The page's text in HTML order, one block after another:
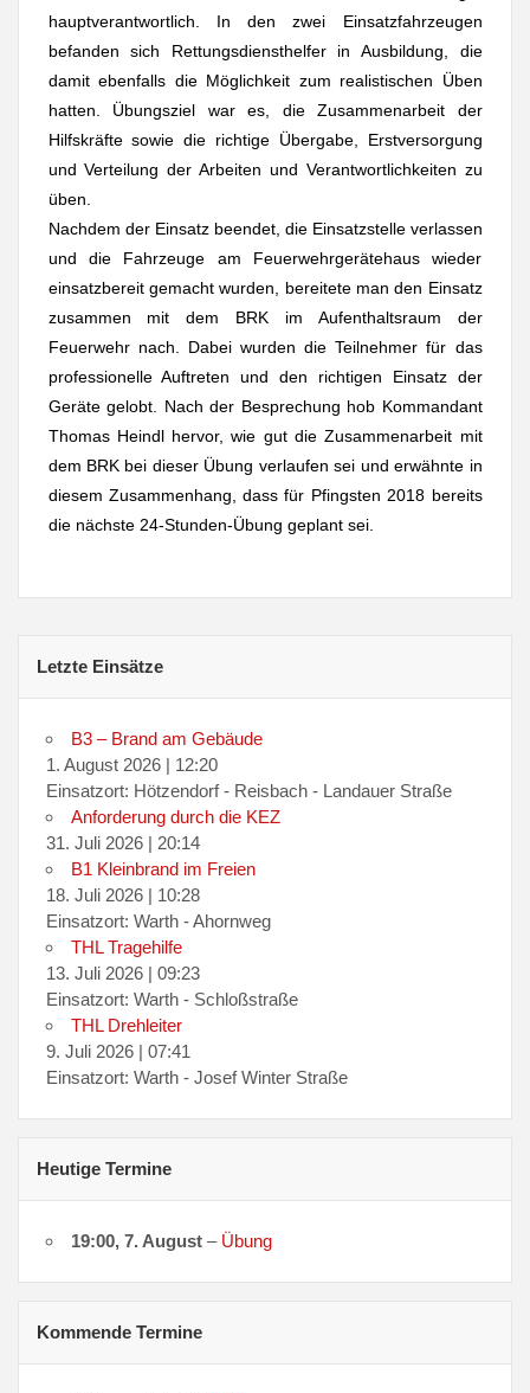
hauptverantwortlich. In den zwei Einsatzfahrzeugen
befanden sich Rettungsdiensthelfer in Ausbildung, die
damit ebenfalls die Möglichkeit zum realistischen Üben
hatten. Übungsziel war es, die Zusammenarbeit der
Hilfskräfte sowie die richtige Übergabe, Erstversorgung
und Verteilung der Arbeiten und Verantwortlichkeiten zu
üben.
Nachdem der Einsatz beendet, die Einsatzstelle verlassen
und die Fahrzeuge am Feuerwehrgerätehaus wieder
einsatzbereit gemacht wurden, bereitete man den Einsatz
zusammen mit dem BRK im Aufenthaltsraum der
Feuerwehr nach. Dabei wurden die Teilnehmer für das
professionelle Auftreten und den richtigen Einsatz der
Geräte gelobt. Nach der Besprechung hob Kommandant
Thomas Heindl hervor, wie gut die Zusammenarbeit mit
dem BRK bei dieser Übung verlaufen sei und erwähnte in
diesem Zusammenhang, dass für Pfingsten 2018 bereits
die nächste 24-Stunden-Übung geplant sei.
Letzte Einsätze
B3 – Brand am Gebäude
1. August 2026| 12:20
Einsatzort: Hötzendorf - Reisbach - Landauer Straße
Anforderung durch die KEZ
31. Juli 2026| 20:14
B1 Kleinbrand im Freien
18. Juli 2026| 10:28
Einsatzort: Warth - Ahornweg
THL Tragehilfe
13. Juli 2026| 09:23
Einsatzort: Warth - Schloßstraße
THL Drehleiter
9. Juli 2026| 07:41
Einsatzort: Warth - Josef Winter Straße
Heutige Termine
19:00,7. August – Übung
Kommende Termine